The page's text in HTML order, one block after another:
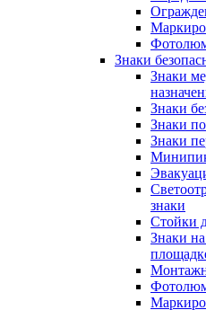
Знаки
Знаки
Знаки
Знаки
Знаки
знаки
Стойки
Знаки